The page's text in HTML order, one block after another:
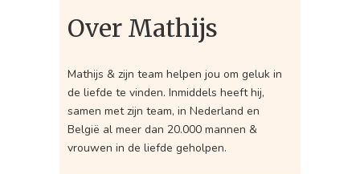
Over Mathijs
Mathijs & zijn team helpen jou om geluk in
de liefde te vinden. Inmiddels heeft hij,
samen met zijn team, in Nederland en
België al meer dan 20.000 mannen &
vrouwen in de liefde geholpen.